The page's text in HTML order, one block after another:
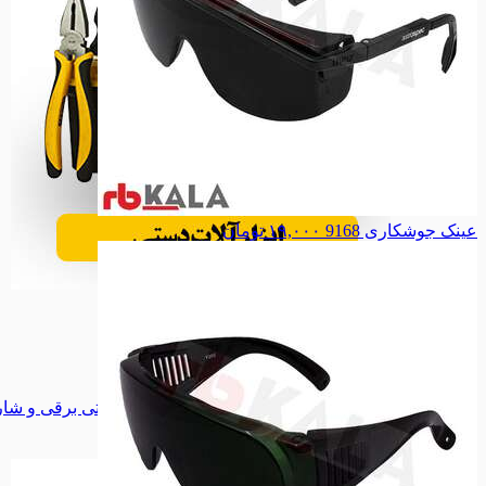
سنگ فرز سنگ فرز
دریل برقی
دریل برقی
دریل شارژری
دریل شارژری
پیچ گوشتی برقی و شارژی
پیچ گوشتی برقی و
اره گردبر اره گردبر
همه دسته بندی های ابزار برقی
عینک جوشکاری 9168 ۱۹,۰۰۰تومان